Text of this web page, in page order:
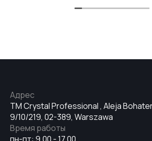
TM Crystal Professional , Aleja
9/10/219, 02-389, Warszawa
Адрес
Время работы